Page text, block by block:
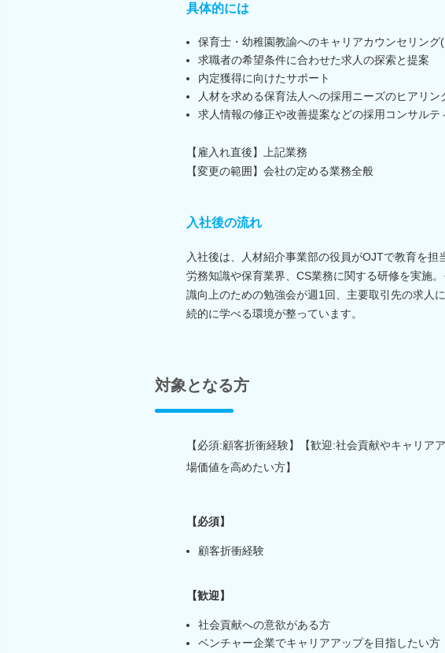
具体的には
保育士・幼稚園教諭へのキャリアカウンセリング
求職者の希望条件に合わせた求人の探索と提案
内定獲得に向けたサポート
人材を求める保育法人への採用ニーズのヒアリン
求人情報の修正や改善提案などの採用コンサルテ
【雇入れ直後】上記業務
【変更の範囲】会社の定める業務全般
入社後の流れ
入社後は、人材紹介事業部の役員がOJTで教育を
労務知識や保育業界、CS業務に関する研修を実施
識向上のための勉強会が週1回、主要取引先の求人
続的に学べる環境が整っています。
対象となる方
【必須:顧客折衝経験】【歓迎:社会貢献やキャリア
場価値を高めたい方】
【必須】
顧客折衝経験
【歓迎】
社会貢献への意欲がある方
ベンチャー企業でキャリアアップを目指したい方